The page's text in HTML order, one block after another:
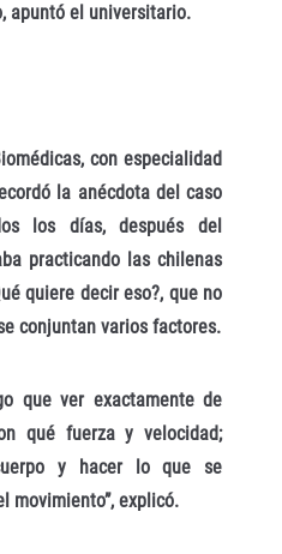
apuntó el universitario.
con especialidad
la anécdota del caso
los días, después del
practicando las chilenas
quiere decir eso?, que no
conjuntan varios factores.
que ver exactamente de
qué fuerza y velocidad;
y hacer lo que se
movimiento”, explicó.